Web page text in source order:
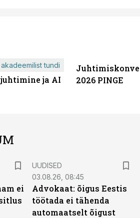
ja AI
tundi
2026 PINGE
ei
UUDISED
03.08.26, 08:45
Advokaat: õigus Eestis
töötada ei tähenda
automaatselt õigust